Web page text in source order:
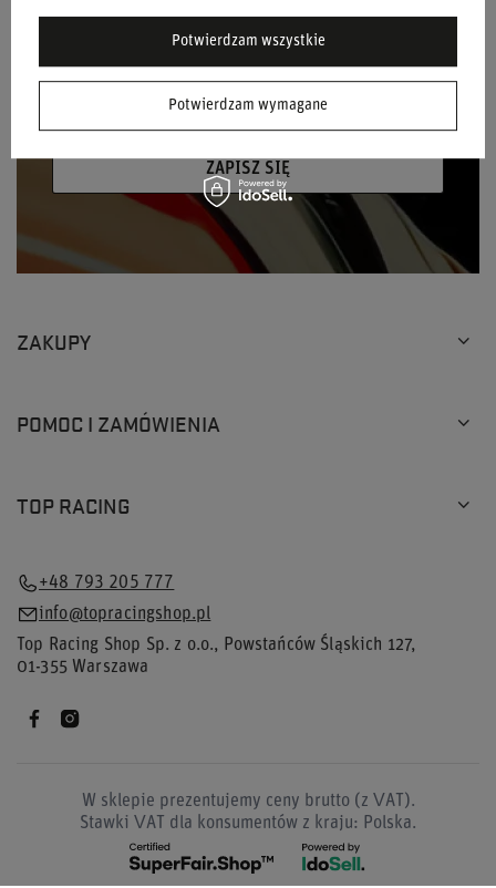
Wyrażam zgodę na przetwarzanie moich
danych osobowych (adres e-mail) na potrzeby
(marketing). Więcej wpolityce prywatności.
ZAPISZ SIĘ
ZAKUPY
POMOC I ZAMÓWIENIA
TOP RACING
+48 793 205 777
info@topracingshop.pl
Top Racing Shop Sp. z o.o., Powstańców Śląskich 127,
01-355Warszawa
W sklepie prezentujemy ceny brutto (z VAT).
Stawki VAT dla konsumentów z kraju: Polska.
Potwierdzam wymagane
Potwierdzam wszystkie